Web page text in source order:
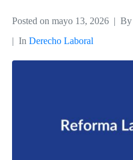
Posted on mayo 13, 2026 By
In Derecho Laboral